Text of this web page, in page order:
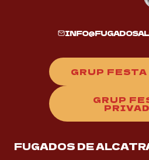
GRUP FESTA
GRUP
FUGADOS DE